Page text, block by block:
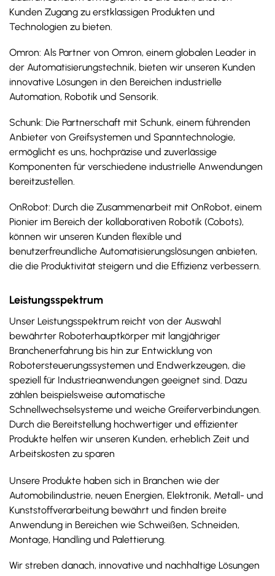
Kunden Zugang zu erstklassigen Produkten und
Technologien zu bieten.
Omron: Als Partner von Omron, einem globalen Leader in
der Automatisierungstechnik, bieten wir unseren Kunden
innovative Lösungen in den Bereichen industrielle
Automation, Robotik und Sensorik.
Schunk: Die Partnerschaft mit Schunk, einem führenden
Anbieter von Greifsystemen und Spanntechnologie,
ermöglicht es uns, hochpräzise und zuverlässige
Komponenten für verschiedene industrielle Anwendungen
bereitzustellen.
OnRobot: Durch die Zusammenarbeit mit OnRobot, einem
Pionier im Bereich der kollaborativen Robotik (Cobots),
können wir unseren Kunden flexible und
benutzerfreundliche Automatisierungslösungen anbieten,
die die Produktivität steigern und die Effizienz verbessern.
Leistungsspektrum
Unser Leistungsspektrum reicht von der Auswahl
bewährter Roboterhauptkörper mit langjähriger
Branchenerfahrung bis hin zur Entwicklung von
Robotersteuerungssystemen und Endwerkzeugen, die
speziell für Industrieanwendungen geeignet sind. Dazu
zählen beispielsweise automatische
Schnellwechselsysteme und weiche Greiferverbindungen.
Durch die Bereitstellung hochwertiger und effizienter
Produkte helfen wir unseren Kunden, erheblich Zeit und
Arbeitskosten zu sparen
Unsere Produkte haben sich in Branchen wie der
Automobilindustrie, neuen Energien, Elektronik, Metall- und
Kunststoffverarbeitung bewährt und finden breite
Anwendung in Bereichen wie Schweißen, Schneiden,
Montage, Handling und Palettierung.
Wir streben danach, innovative und nachhaltige Lösungen